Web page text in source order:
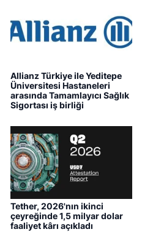
Allianz Türkiye ile Yeditepe
Üniversitesi Hastaneleri
arasında Tamamlayıcı Sağlık
Sigortası iş birliği
Tether, 2026'nın ikinci
çeyreğinde 1,5 milyar dolar
faaliyet kârı açıkladı